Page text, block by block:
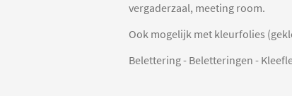
vergaderzaal, meeting room.
Ook mogelijk met kleurfolies
Belettering - Beletteringen -